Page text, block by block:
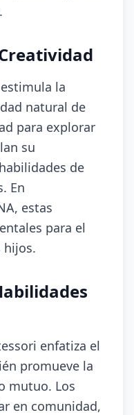
la
natural de
para explorar
su
de
En
estas
para el
hijos.
enfatiza el
promueve la
mutuo. Los
en comunidad,